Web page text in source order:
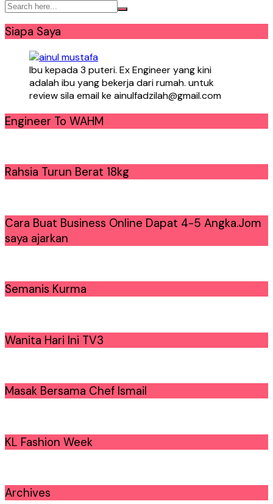
Siapa Saya
Ibu kepada 3 puteri. Ex Engineer yang kini
adalah ibu yang bekerja dari rumah. untuk
review sila email ke ainulfadzilah@gmail.com
Engineer To WAHM
Rahsia Turun Berat 18kg
Cara Buat Business Online Dapat 4-5 Angka.Jom
saya ajarkan
Semanis Kurma
Wanita Hari Ini TV3
Masak Bersama Chef Ismail
KL Fashion Week
Archives